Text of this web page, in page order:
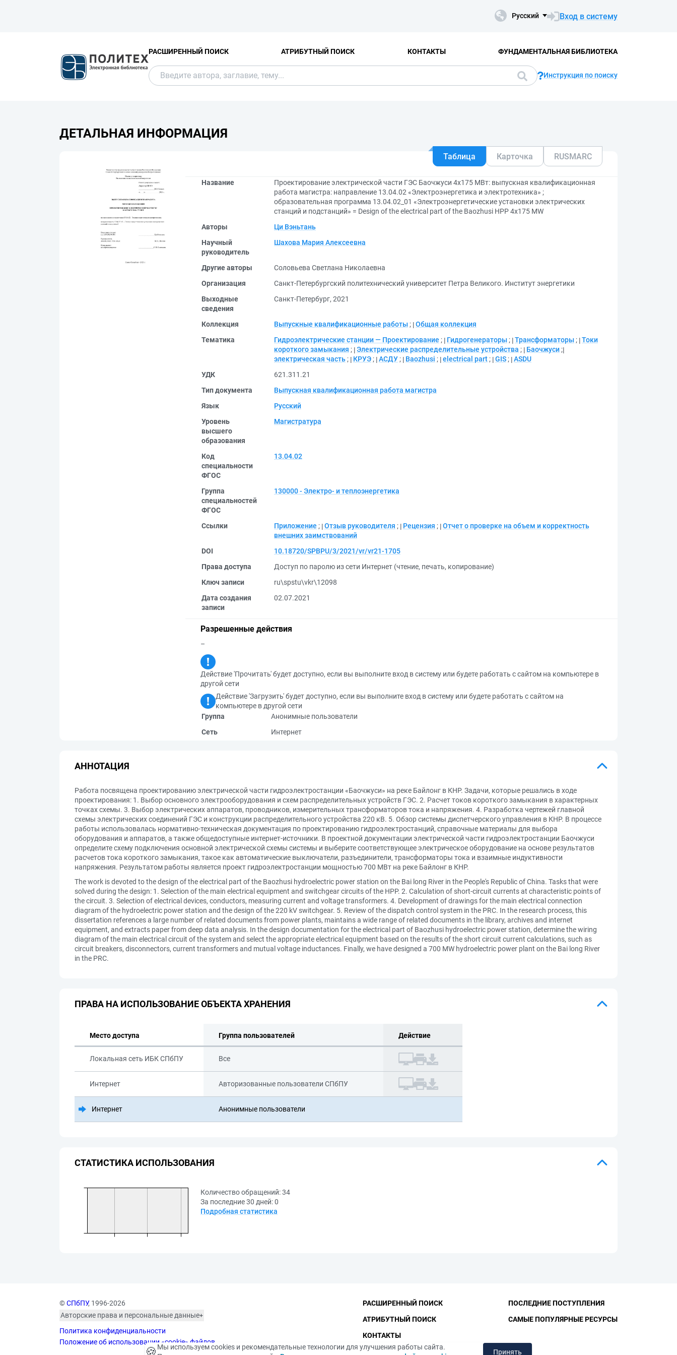
Русский Вход в систему
РАСШИРЕННЫЙ ПОИСК АТРИБУТНЫЙ ПОИСК КОНТАКТЫ ФУНДАМЕНТАЛЬНАЯ БИБЛИОТЕКА
Инструкция по поиску
ДЕТАЛЬНАЯ ИНФОРМАЦИЯ
Таблица Карточка RUSMARC
Название
Проектирование электрической части ГЭС Баочжуси 4х175 МВт: выпускная квалификационная
работа магистра: направление 13.04.02 «Электроэнергетика и электротехника» ;
образовательная программа 13.04.02_01 «Электроэнергетические установки электрических
станций и подстанций» = Design of the electrical part of the Baozhusi HPP 4x175 MW
Авторы
Ци Вэньтань
Научный
руководитель
Шахова Мария Алексеевна
Другие авторы
Соловьева Светлана Николаевна
Организация
Санкт-Петербургский политехнический университет Петра Великого. Институт энергетики
Выходные
сведения
Санкт-Петербург, 2021
Коллекция Выпускные квалификационные работы ; Общая коллекция
Тематика
Гидроэлектрические станции — Проектирование ; Гидрогенераторы ; Трансформаторы ; Токи
короткого замыкания ; Электрические распределительные устройства ; Баочжуси ;
электрическая часть ; КРУЭ ; АСДУ ; Baozhusi ; electrical part ; GIS ; ASDU
УДК
621.311.21
Тип документа
Выпускная квалификационная работа магистра
Язык
Русский
Уровень
высшего
образования
Магистратура
Код
специальности
ФГОС
13.04.02
Группа
специальностей
ФГОС
130000 - Электро- и теплоэнергетика
Ссылки Приложение ; Отзыв руководителя ; Рецензия ; Отчет о проверке на объем и корректность
внешних заимствований
DOI
10.18720/SPBPU/3/2021/vr/vr21-1705
Права доступа
Доступ по паролю из сети Интернет (чтение, печать, копирование)
Ключ записи
ru\spstu\vkr\12098
Дата создания
записи
02.07.2021
Разрешенные действия
–
Действие 'Прочитать' будет доступно, если вы выполните вход в систему или будете работать с сайтом на компьютере в
другой сети
Действие 'Загрузить' будет доступно, если вы выполните вход в систему или будете работать с сайтом на
компьютере в другой сети
Группа
Анонимные пользователи
Сеть
Интернет
АННОТАЦИЯ
Работа посвящена проектированию электрической части гидроэлектростанции «Баочжуси» на реке Байлонг в КНР. Задачи, которые решались в ходе
проектирования: 1. Выбор основного электрооборудования и схем распределительных устройств ГЭС. 2. Расчет токов короткого замыкания в характерных
точках схемы. 3. Выбор электрических аппаратов, проводников, измерительных трансформаторов тока и напряжения. 4. Разработка чертежей главной
схемы электрических соединений ГЭС и конструкции распределительного устройства 220 кВ. 5. Обзор системы диспетчерского управления в КНР. В процессе
работы использовалась нормативно-техническая документация по проектированию гидроэлектростанций, справочные материалы для выбора
оборудования и аппаратов, а также общедоступные интернет-источники. В проектной документации электрической части гидроэлектростанции Баочжуси
определите схему подключения основной электрической схемы системы и выберите соответствующее электрическое оборудование на основе результатов
расчетов тока короткого замыкания, такое как автоматические выключатели, разъединители, трансформаторы тока и взаимные индуктивности
напряжения. Результатом работы является проект гидроэлектростанции мощностью 700 МВт на реке Байлонг в КНР.
The work is devoted to the design of the electrical part of the Baozhusi hydroelectric power station on the Bai long River in the People's Republic of China. Tasks that were
solved during the design: 1. Selection of the main electrical equipment and switchgear circuits of the HPP. 2. Calculation of short-circuit currents at characteristic points of
the circuit. 3. Selection of electrical devices, conductors, measuring current and voltage transformers. 4. Development of drawings for the main electrical connection
diagram of the hydroelectric power station and the design of the 220 kV switchgear. 5. Review of the dispatch control system in the PRC. In the research process, this
dissertation references a large number of related documents from power plants, maintains a wide range of related documents in the library, archives and internet
equipment, and extracts paper from deep data analysis. In the design documentation for the electrical part of Baozhusi hydroelectric power station, determine the wiring
diagram of the main electrical circuit of the system and select the appropriate electrical equipment based on the results of the short circuit current calculations, such as
circuit breakers, disconnectors, current transformers and mutual voltage inductances. Finally, we have designed a 700 MW hydroelectric power plant on the Bai long River
in the PRC.
ПРАВА НА ИСПОЛЬЗОВАНИЕ ОБЪЕКТА ХРАНЕНИЯ
Место доступа Группа пользователей Действие
Локальная сеть ИБК СПбПУ Все
Интернет Авторизованные пользователи СПбПУ
Интернет Анонимные пользователи
СТАТИСТИКА ИСПОЛЬЗОВАНИЯ
Количество обращений:34
За последние 30 дней:0
Подробная статистика
©СПбПУ, 1996-2026
Авторские права и персональные данные
изображённых лиц в соответствии
с требованиями законодательства
о персональных данных. Согласно
Политика конфиденциальности
Положение об использовании «cookie» файлов
РАСШИРЕННЫЙ ПОИСК
АТРИБУТНЫЙ ПОИСК
КОНТАКТЫ
ФУНДАМЕНТАЛЬНАЯ БИБЛИОТЕКА
ПОСЛЕДНИЕ ПОСТУПЛЕНИЯ
САМЫЕ ПОПУЛЯРНЫЕ РЕСУРСЫ
🍪 Мы используем cookies и рекомендательные технологии для улучшения работы сайта.
Принять